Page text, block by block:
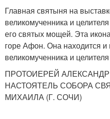
Главная святыня на
великомученника и
его святых мощей. Эта
горе Афон. Она находится
великомученника и
ПРОТОИЕРЕЙ
НАСТОЯТЕЛЬ СОБОРА
МИХАИЛА (Г. СОЧИ)